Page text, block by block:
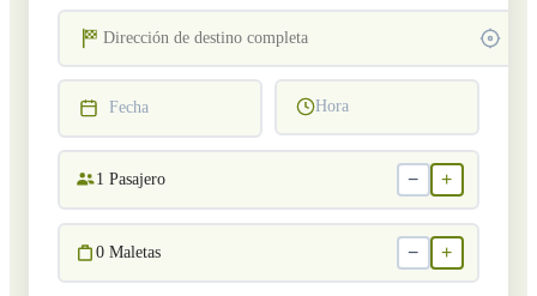
Fecha Hora
1 Pasajero − +
0 Maletas − +